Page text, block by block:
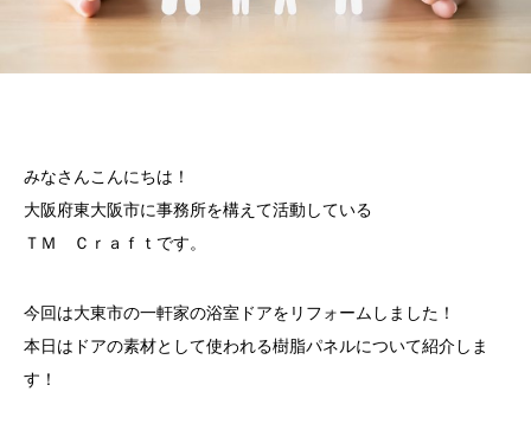
みなさんこんにちは！
大阪府東大阪市に事務所を構えて活動している
ＴＭ Ｃｒａｆｔです。
今回は大東市の一軒家の浴室ドアをリフォームしました！
本日はドアの素材として使われる樹脂パネルについて紹介しま
す！